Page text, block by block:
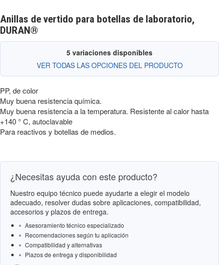
Anillas de vertido para botellas de laboratorio,
DURAN®
5 variaciones disponibles
VER TODAS LAS OPCIONES DEL PRODUCTO
PP, de color
Muy buena resistencia química.
Muy buena resistencia a la temperatura. Resistente al calor hasta
+140 ° C, autoclavable
Para reactivos y botellas de medios.
¿Necesitas ayuda con este producto?
Nuestro equipo técnico puede ayudarte a elegir el modelo
adecuado, resolver dudas sobre aplicaciones, compatibilidad,
accesorios y plazos de entrega.
Asesoramiento técnico especializado
Recomendaciones según tu aplicación
Compatibilidad y alternativas
Plazos de entrega y disponibilidad